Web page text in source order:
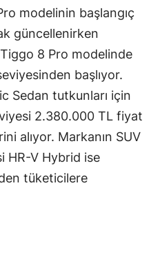
modelinin başlangıç
güncellenirken
8 Pro modelinde
başlıyor.
Sedan tutkunları için
2.380.000 TL fiyat
alıyor. Markanın SUV
HR-V Hybrid ise
tüketicilere